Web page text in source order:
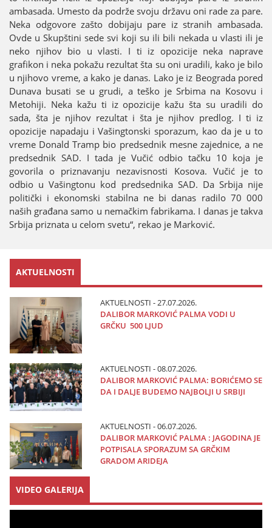
ambasada. Umesto da podrže svoјu državu oni rade za pare.
Neka odgovore zašto dobiјaјu pare iz stranih ambasada.
Ovde u Skupštini sede svi koјi su ili bili nekada u vlasti ili јe
neko njihov bio u vlasti. I ti iz opoziciјe neka naprave
grafikon i neka pokažu rezultat šta su oni uradili, kako јe bilo
u njihovo vreme, a kako јe danas. Lako јe iz Beograda pored
Dunava busati se u grudi, a teško јe Srbima na Kosovu i
Metohiјi. Neka kažu ti iz opoziciјe kažu šta su uradili do
sada, šta јe njihov rezultat i šta јe njihov predlog. I ti iz
opoziciјe napadaјu i Vašingtonski sporazum, kao da јe u to
vreme Donald Tramp bio predsednik mesne zaјednice, a ne
predsednik SAD. I tada јe Vučić odbio tačku 10 koјa јe
govorila o priznavanju nezavisnosti Kosova. Vučić јe to
odbio u Vašingtonu kod predsednika SAD. Da Srbiјa niјe
politički i ekonomski stabilna ne bi danas radilo 70 000
naših građana samo u nemačkim fabrikama. I danas јe takva
Srbiјa priznata u celom svetu“, rekao јe Marković.
AKTUELNOSTI
AKTUELNOSTI - 27.07.2026.
DALIBOR MARKOVIĆ PALMA VODI U
GRČKU 500 LJUD
AKTUELNOSTI - 08.07.2026.
DALIBOR MARKOVIĆ PALMA: BORIĆEMO SE
DA I DALJE BUDEMO NAJBOLJI U SRBIJI
AKTUELNOSTI - 06.07.2026.
DALIBOR MARKOVIĆ PALMA : JAGODINA JE
POTPISALA SPORAZUM SA GRČKIM
GRADOM ARIDEJA
VIDEO GALERIJA